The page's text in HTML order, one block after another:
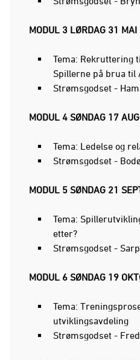
MODUL 3 LØRDAG 31
Tema: Rekruttering
Spillerne på brua til
Strømsgodset -
MODUL 4 SØNDAG 17
Tema: Ledelse og
Strømsgodset -
MODUL 5 SØNDAG 21
Tema:
etter?
Strømsgodset -
MODUL 6 SØNDAG 19
Tema:
utviklingsavdeling
Strømsgodset -